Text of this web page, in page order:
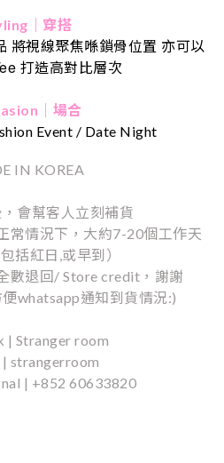
｜穿搭
將視線聚焦喺鎖骨位置 亦可以
打造高對比層次
｜場合
Event / Date Night
IN KOREA
會幫客人立刻補貨
常情況下，大約7-20個工作天
括紅日,或早到）
數退回/ Store credit，謝謝
whatsapp通知到貨情況:)
| Stranger room
strangerroom
| +852 60633820